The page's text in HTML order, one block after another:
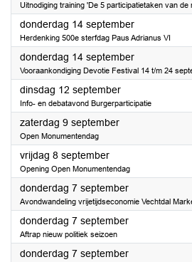
Uitnodiging training 'De 5 participatietaken van de
donderdag 14 september2023
Herdenking 500e sterfdag Paus Adrianus VI
donderdag 14 september2023
Vooraankondiging Devotie Festival 14 t/m 24
dinsdag 12 september2023
Info- en debatavond Burgerparticipatie
zaterdag 9 september2023
Open Monumentendag
vrijdag 8 september2023
Opening Open Monumentendag
donderdag 7 september2023
Avondwandeling vrijetijdseconomie Vechtdal
donderdag 7 september2023
Aftrap nieuw politiek seizoen
donderdag 7 september2023